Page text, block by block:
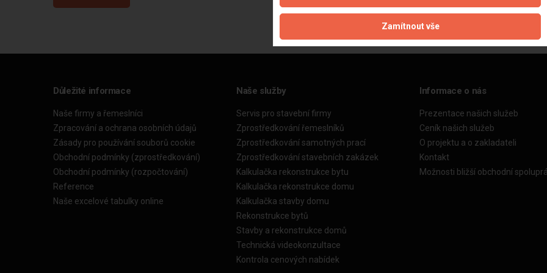
Důležité informace
Naše firmy a řemeslníci
Zpracování a ochrana osobních údajů
Zásady pro používání souborů cookie
Obchodní podmínky (zprostředkování)
Obchodní podmínky (rozpočtování)
Reference
Naše excelové tabulky online
Naše služby
Servis pro stavební firmy
Zprostředkování řemeslníků
Zprostředkování samotných prací
Zprostředkování stavebních zakázek
Kalkulačka rekonstrukce bytu
Kalkulačka rekonstrukce domu
Kalkulačka stavby domu
Rekonstrukce bytů
Stavby a rekonstrukce domů
Technická videokonzultace
Kontrola cenových nabídek
Informace o nás
Prezentace našich služeb
Ceník našich služeb
O projektu a o zakladateli
Kontakt
Možnosti bližší obchodní
Zamítnout vše